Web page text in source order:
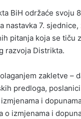
BiH održaće svoju
nastavka 7.
pitanja koja se tiču
razvoja Distrikta.
zakletve –
predloga,
i
o izmjenama i